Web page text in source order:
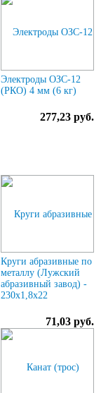
Электроды ОЗС-12
(РКО) 4 мм (6 кг)
277,23 руб.
Круги абразивные по
металлу (Лужский
абразивный завод) -
230х1,8х22
71,03 руб.